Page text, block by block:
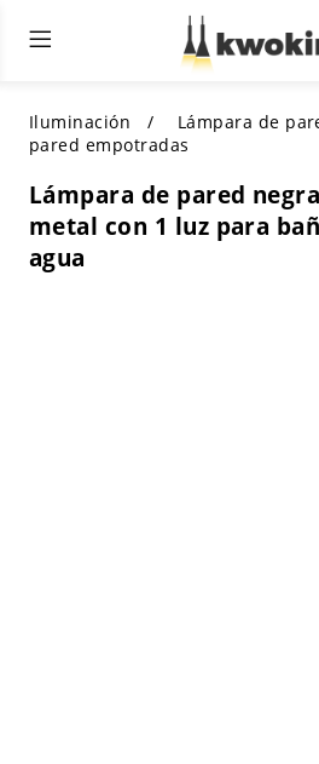
Muebles de sala de
TODOS LOS MUEBLES DE
SELECCIONES DESTACADAS
COMPRAR POR ESTILO
Iluminación interior
Comprar por categoría
COMPRAR POR ESTILO
Shop by Colors
Iluminación exterior
TODA LA ILUMINACIÓN
OTROS ESPACIOS
COMPRAR POR CATEGORÍA
Iluminación Lámpara de
pared empotradas
Lámpara de pared
metal con 1 luz para
agua